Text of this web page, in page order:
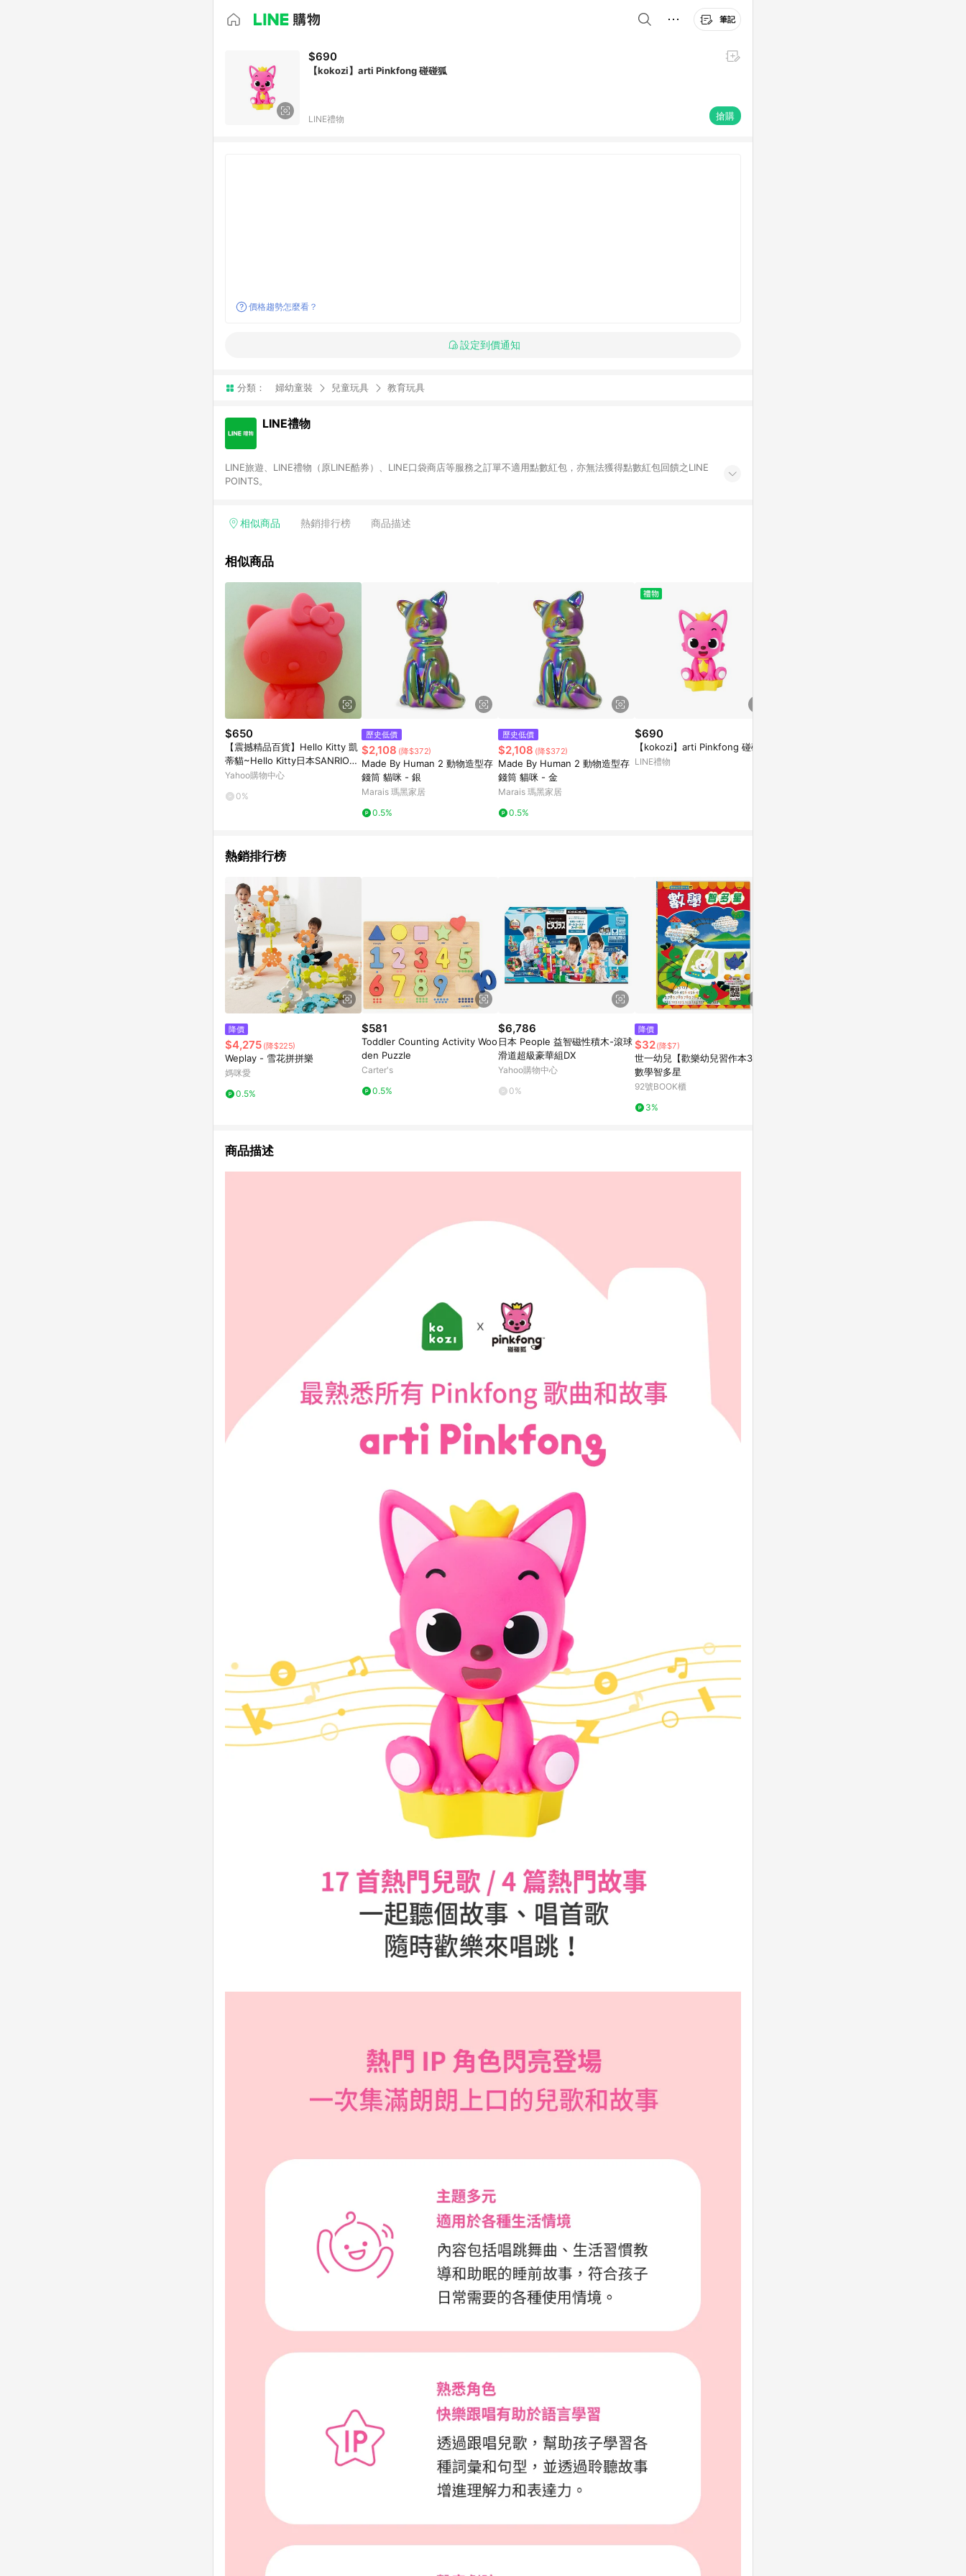
筆記
$690
【kokozi】arti Pinkfong 碰碰狐
LINE禮物 搶購
價格趨勢怎麼看？
設定到價通知
分類： 婦幼童裝 兒童玩具 教育玩具
LINE禮物
LINE旅遊、LINE禮物（原LINE酷券）、LINE口袋商店等服務之訂單不適用點數紅包，亦無法獲得點數紅包回饋之LINE
POINTS。
相似商品 熱銷排行榜 商品描述
相似商品
$650
【震撼精品百貨】Hello Kitty 凱
蒂貓~Hello Kitty日本SANRIO三
麗鷗KITTY化妝包/筆袋-造型矽膠
Yahoo購物中心
0%
歷史低價
$2,108 (降$372)
Made By Human 2 動物造型存
錢筒 貓咪 - 銀
Marais 瑪黑家居
0.5%
歷史低價
$2,108 (降$372)
Made By Human 2 動物造型存
錢筒 貓咪 - 金
Marais 瑪黑家居
0.5%
$690
【kokozi】arti Pinkfong 碰碰狐
LINE禮物
熱銷排行榜
降價
$4,275 (降$225)
Weplay - 雪花拼拼樂
媽咪愛
0.5%
$581
Toddler Counting Activity Woo
den Puzzle
Carter's
0.5%
$6,786
日本 People 益智磁性積木-滾球
滑道超級豪華組DX
Yahoo購物中心
0%
降價
$32(降$7)
世一幼兒【歡樂幼兒習作本37】
數學智多星
92號BOOK櫃
3%
商品描述